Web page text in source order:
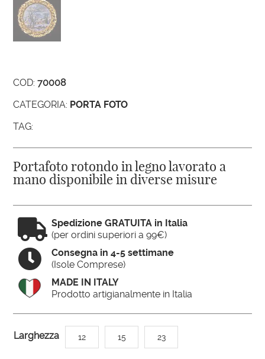
COD:70008
CATEGORIA: PORTA FOTO
TAG:
Portafoto rotondo in legno lavorato a
mano disponibile in diverse misure
 Spedizione GRATUITA in Italia
(per ordini superiori a 99€)

Consegna in 4-5 settimane
(Isole Comprese)
MADE IN ITALY
Prodotto artigianalmente in Italia
Larghezza 12 15 23
A